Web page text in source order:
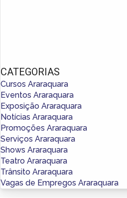
CATEGORIAS
Cursos Araraquara
Eventos Araraquara
Exposição Araraquara
Notícias Araraquara
Promoções Araraquara
Serviços Araraquara
Shows Araraquara
Teatro Araraquara
Trânsito Araraquara
Vagas de Empregos Araraquara